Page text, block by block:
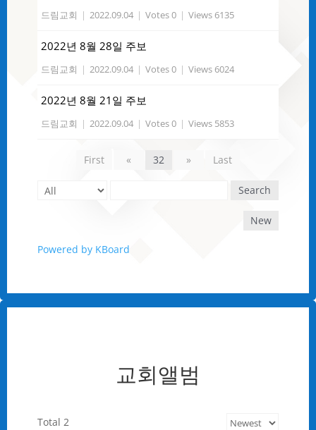
드림교회 | 2022.09.04 | Votes 0 | Views 6135
2022년 8월 28일 주보
드림교회 | 2022.09.04 | Votes 0 | Views 6024
2022년 8월 21일 주보
드림교회 | 2022.09.04 | Votes 0 | Views 5853
First « 32 » Last
Search
New
Powered by KBoard
교회앨범
Total 2